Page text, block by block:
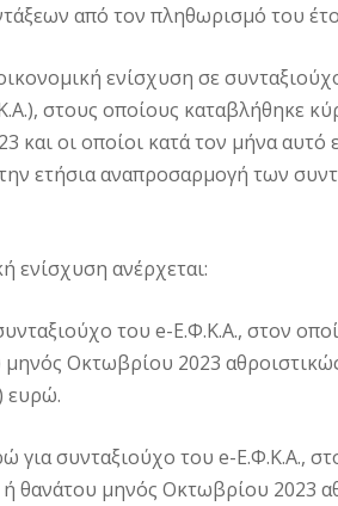
από τον πληθωρισμό του
ενίσχυση σε
στους οποίους καταβλήθηκε
και οι οποίοι κατά τον μήνα
ετήσια αναπροσαρμογή των
ενίσχυση ανέρχεται:
του e-Ε.Φ.Κ.Α., στον
μηνός Οκτωβρίου 2023
ευρώ.
για συνταξιούχο του e-Ε.Φ.Κ.Α.,
ή θανάτου μηνός Οκτωβρίου 2023